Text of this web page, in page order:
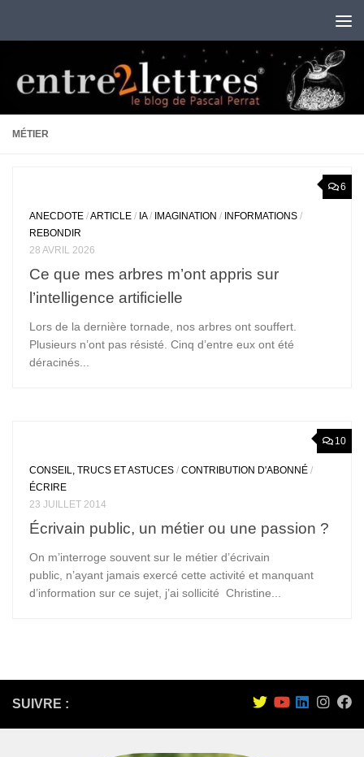
MÉTIER
6
ANECDOTE /ARTICLE / IA/ IMAGINATION / INFORMATIONS /
REBONDIR
28 AVRIL 2026
Ce que mes arbres m’ont appris sur
l’intelligence artificielle
Lors de la dernière tornade, nos arbres ont souffert.
Plusieurs n’ont pas résisté. Cinq d’entre eux ont été
déracinés...
10
CONSEIL, TRUCS ET ASTUCES /CONTRIBUTION D'ABONNÉ /
ÉCRIRE
23 JUILLET 2014
Écrivain public, un métier ou une passion ?
On m’interroge souvent sur le métier d’écrivain
public, n’ayant jamais exercé cette activité et manquant
d’information sur ce sujet, j’ai sollicité Christine...
SUIVRE :